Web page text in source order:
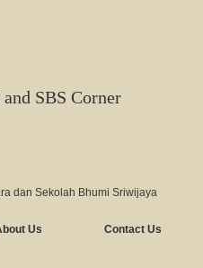
SBS Corner
dan Sekolah Bhumi Sriwijaya
Us Contact Us